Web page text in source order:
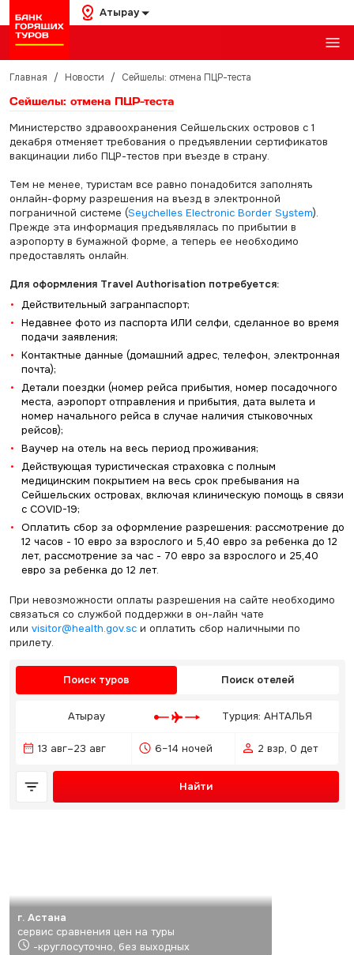
Атырау
Главная / Новости / Сейшелы: отмена ПЦР-теста
Сейшелы: отмена ПЦР-теста
Министерство здравоохранения Сейшельских островов с 1
декабря отменяет требования о предъявлении сертификатов
вакцинации либо ПЦР-тестов при въезде в страну.
Тем не менее, туристам все равно понадобится заполнять
онлайн-форму разрешения на въезд в электронной
пограничной системе (Seychelles Electronic Border System).
Прежде эта информация предъявлялась по прибытии в
аэропорту в бумажной форме, а теперь ее необходимо
предоставлять онлайн.
Для оформления Travel Authorisation потребуется:
Действительный загранпаспорт;
Недавнее фото из паспорта ИЛИ селфи, сделанное во время
подачи заявления;
Контактные данные (домашний адрес, телефон, электронная
почта);
Детали поездки (номер рейса прибытия, номер посадочного
места, аэропорт отправления и прибытия, дата вылета и
номер начального рейса в случае наличия стыковочных
рейсов);
Ваучер на отель на весь период проживания;
Действующая туристическая страховка с полным
медицинским покрытием на весь срок пребывания на
Сейшельских островах, включая клиническую помощь в связи
с COVID-19;
Оплатить сбор за оформление разрешения: рассмотрение до
12 часов - 10 евро за взрослого и 5,40 евро за ребенка до 12
лет, рассмотрение за час - 70 евро за взрослого и 25,40
евро за ребенка до 12 лет.
При невозможности оплаты разрешения на сайте необходимо
связаться со службой поддержки в он-лайн чате
или visitor@health.gov.scи оплатить сбор наличными по
прилету.
Поиск туров Поиск отелей
Атырау Турция: АНТАЛЬЯ
13 авг–23 авг 6–14 ночей 2 взр, 0 дет
Найти
г. Астана
сервис сравнения цен на туры
-круглосуточно, без выходных